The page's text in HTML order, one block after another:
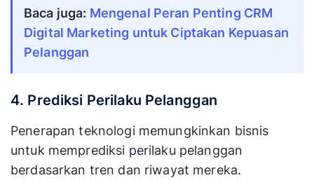
Baca juga: Mengenal Peran Penting CRM
Digital Marketing untuk Ciptakan Kepuasan
Pelanggan
4. Prediksi Perilaku Pelanggan
Penerapan teknologi memungkinkan bisnis
untuk memprediksi perilaku pelanggan
berdasarkan tren dan riwayat mereka.